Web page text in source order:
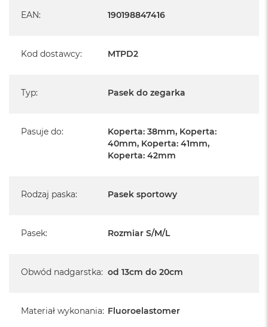
EAN: 190198847416
Kod dostawcy: MTPD2
Typ: Pasek do zegarka
Pasuje do:
Koperta: 38mm, Koperta:
40mm, Koperta: 41mm,
Koperta: 42mm
Rodzaj paska: Pasek sportowy
Pasek: Rozmiar S/M/L
Obwód nadgarstka: od 13cm do 20cm
Materiał wykonania: Fluoroelastomer